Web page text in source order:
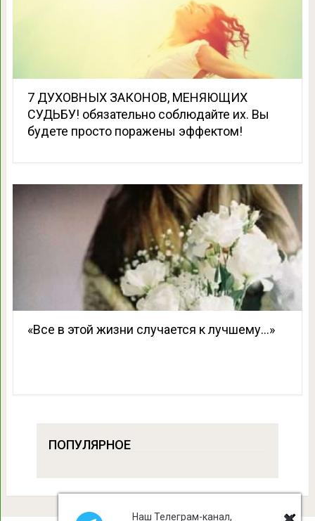
7 ДУХОВНЫХ ЗАКОНОВ, МЕНЯЮЩИХ
СУДЬБУ! обязательно соблюдайте их. Вы
будете просто поражены эффектом!
«Все в этой жизни случается к лучшему…»
ПОПУЛЯРНОЕ
Наш Телеграм-канал,